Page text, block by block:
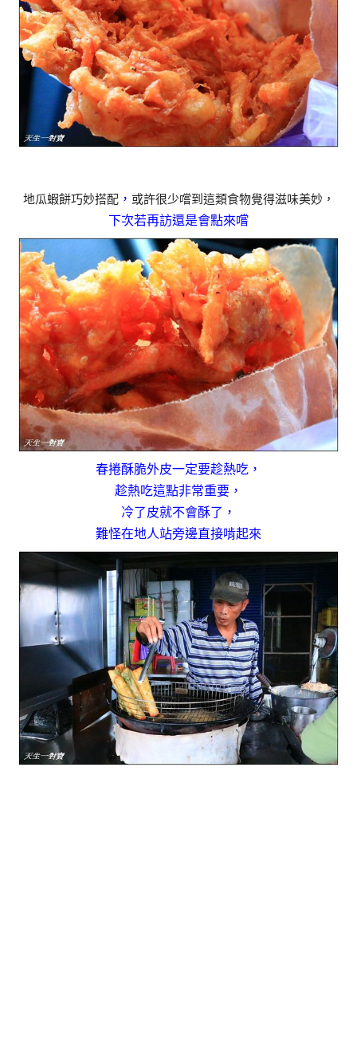
地瓜蝦餅巧妙搭配， 或許很少嚐到這類食物覺得滋味美妙，
下次若再訪還是會點來嚐
春捲酥脆外皮一定要趁熱吃，
趁熱吃這點非常重要，
冷了皮就不會酥了，
難怪在地人站旁邊直接啃起來